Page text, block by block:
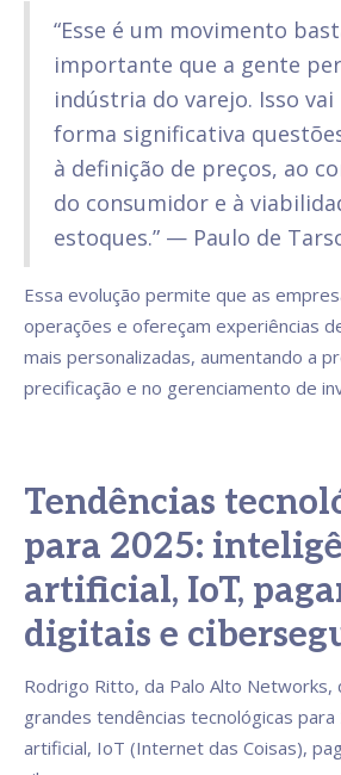
“Esse é um movimento
importante que a gente
indústria do varejo. Isso
forma significativa
à definição de preços, ao
do consumidor e à
estoques.” — Paulo de
Essa evolução permite que as
operações e ofereçam experiências
mais personalizadas, aumentando a
precificação e no gerenciamento de
Tendências
para 2025:
artificial, IoT,
digitais e
Rodrigo Ritto, da Palo Alto Networks,
grandes tendências tecnológicas para
artificial, IoT (Internet das Coisas),